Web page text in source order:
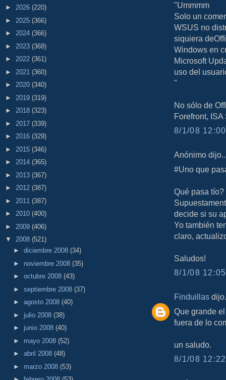
► 2026 (220)
► 2025 (366)
► 2024 (366)
► 2023 (368)
► 2022 (361)
► 2021 (360)
► 2020 (340)
► 2019 (319)
► 2018 (323)
► 2017 (339)
► 2016 (329)
► 2015 (346)
► 2014 (365)
► 2013 (367)
► 2012 (387)
► 2011 (387)
► 2010 (400)
► 2009 (406)
▼ 2008 (521)
► diciembre 2008 (34)
► noviembre 2008 (35)
► octubre 2008 (43)
► septiembre 2008 (37)
► agosto 2008 (40)
► julio 2008 (38)
► junio 2008 (40)
► mayo 2008 (52)
► abril 2008 (48)
► marzo 2008 (53)
"Ummmm
Solo un
WSUS no
siquiera
Windows en
Microsoft
uso del
"
No sólo de
Forefront, ISA
8/1/08
Anónimo
#Uno que
Qué pasa tío?
decide si su
Yo también
claro,
Saludos!
8/1/08
Finduillas
Que grande
fuera de lo
un saludo.
8/1/08